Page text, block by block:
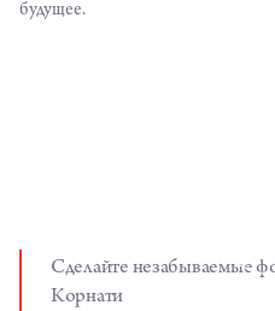
будущее.
Сделайте незабываемые
Корнати